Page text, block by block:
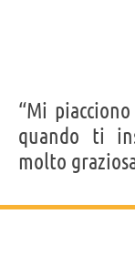
“Mi
quando ti
molto